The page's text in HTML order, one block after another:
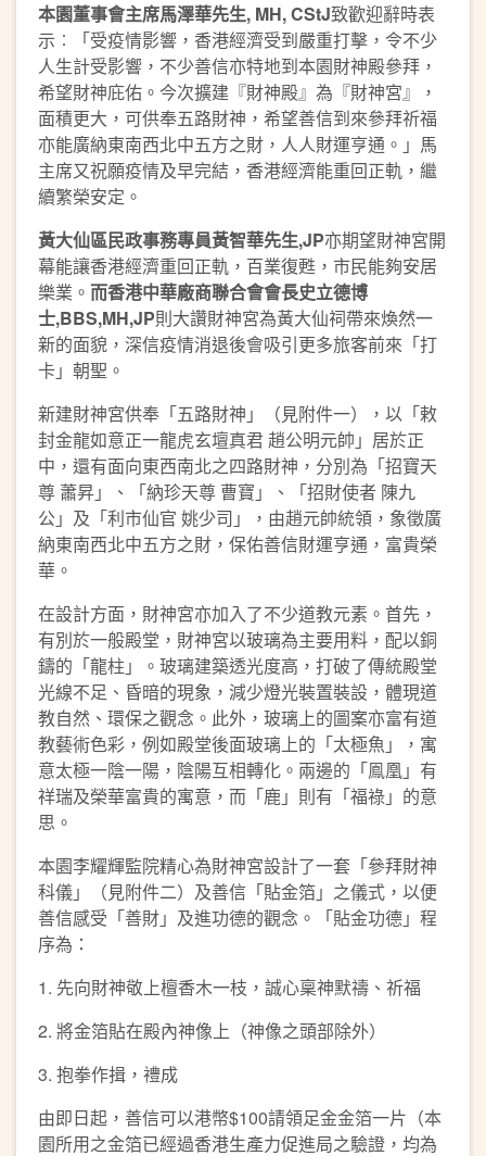
本園董事會主席馬澤華先生, MH, CStJ致歡迎辭時表
示︰「受疫情影響，香港經濟受到嚴重打擊，令不少
人生計受影響，不少善信亦特地到本園財神殿參拜，
希望財神庇佑。今次擴建『財神殿』為『財神宮』，
面積更大，可供奉五路財神，希望善信到來參拜祈福
亦能廣納東南西北中五方之財，人人財運亨通。」馬
主席又祝願疫情及早完結，香港經濟能重回正軌，繼
續繁榮安定。
黃大仙區民政事務專員黃智華先生,JP亦期望財神宮開
幕能讓香港經濟重回正軌，百業復甦，市民能夠安居
樂業。 而香港中華廠商聯合會會長史立德博
士,BBS,MH,JP則大讚財神宮為黃大仙祠帶來煥然一
新的面貌，深信疫情消退後會吸引更多旅客前來「打
卡」朝聖。
新建財神宮供奉「五路財神」（見附件一），以「敕
封金龍如意正一龍虎玄壇真君 趙公明元帥」居於正
中，還有面向東西南北之四路財神，分別為「招寶天
尊 蕭昇」、「納珍天尊 曹寶」、「招財使者 陳九
公」及「利市仙官 姚少司」，由趙元帥統領，象徵廣
納東南西北中五方之財，保佑善信財運亨通，富貴榮
華。
在設計方面，財神宮亦加入了不少道教元素。首先，
有別於一般殿堂，財神宮以玻璃為主要用料，配以銅
鑄的「龍柱」。玻璃建築透光度高，打破了傳統殿堂
光線不足、昏暗的現象，減少燈光裝置裝設，體現道
教自然、環保之觀念。此外，玻璃上的圖案亦富有道
教藝術色彩，例如殿堂後面玻璃上的「太極魚」，寓
意太極一陰一陽，陰陽互相轉化。兩邊的「鳯凰」有
祥瑞及榮華富貴的寓意，而「鹿」則有「福祿」的意
思。
本園李耀輝監院精心為財神宮設計了一套「參拜財神
科儀」（見附件二）及善信「貼金箔」之儀式，以便
善信感受「善財」及進功德的觀念。「貼金功德」程
序為：
1. 先向財神敬上檀香木一枝，誠心稟神默禱、祈福
2. 將金箔貼在殿內神像上（神像之頭部除外）
3. 抱拳作揖，禮成
由即日起，善信可以港幣$100請領足金金箔一片（本
園所用之金箔已經過香港生產力促進局之驗證，均為